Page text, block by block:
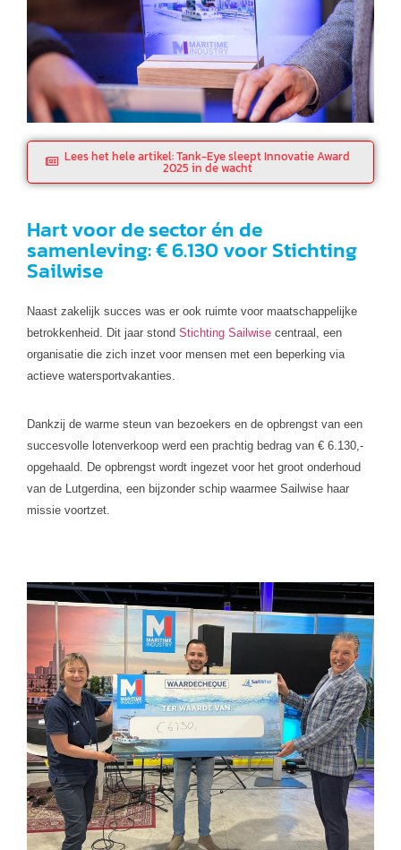
Lees het hele artikel: Tank-Eye sleept Innovatie Award
2025 in de wacht
Hart voor de sector én de
samenleving: € 6.130 voor Stichting
Sailwise
Naast zakelijk succes was er ook ruimte voor maatschappelijke
betrokkenheid. Dit jaar stond Stichting Sailwise centraal, een
organisatie die zich inzet voor mensen met een beperking via
actieve watersportvakanties.
Dankzij de warme steun van bezoekers en de opbrengst van een
succesvolle lotenverkoop werd een prachtig bedrag van € 6.130,-
opgehaald. De opbrengst wordt ingezet voor het groot onderhoud
van de Lutgerdina, een bijzonder schip waarmee Sailwise haar
missie voortzet.